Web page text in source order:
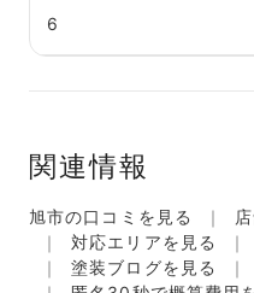
6
関連情報
旭市の口コミを見る
対応エリアを見る
塗装ブログを見る